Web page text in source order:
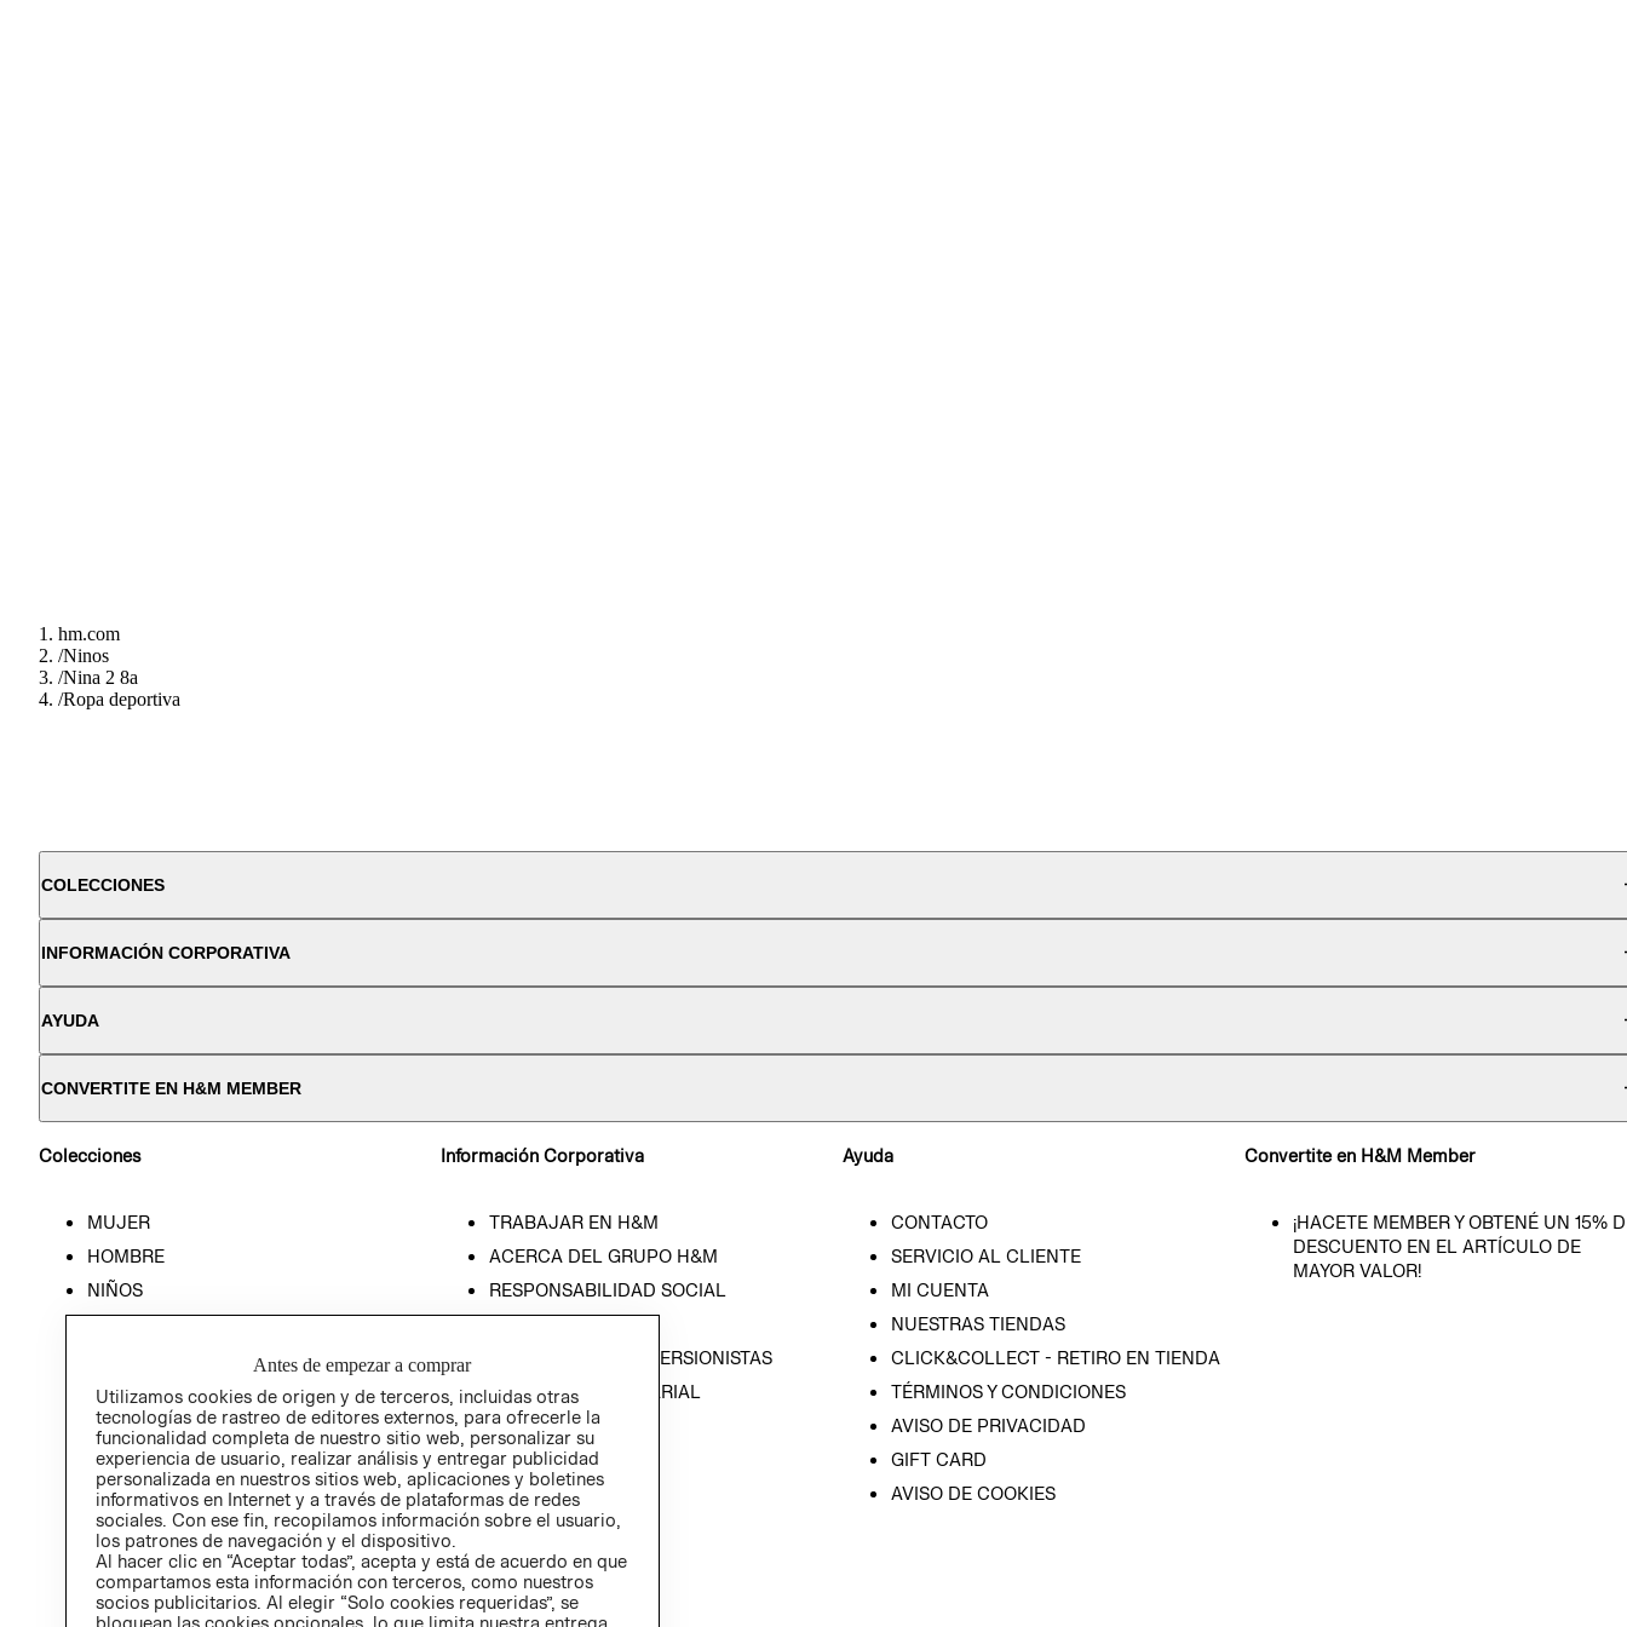
hm.com
/Ninos
/Nina 2 8a
/Ropa deportiva
COLECCIONES
INFORMACIÓN CORPORATIVA
AYUDA
CONVERTITE EN H&M MEMBER
Colecciones
MUJER
HOMBRE
NIÑOS
Información Corporativa
TRABAJAR EN H&M
ACERCA DEL GRUPO H&M
RESPONSABILIDAD SOCIAL
RELACIÓN CON INVERSIONISTAS
POLÍTICA EMPRESARIAL
Ayuda
CONTACTO
SERVICIO AL CLIENTE
MI CUENTA
NUESTRAS TIENDAS
CLICK&COLLECT - RETIRO EN TIENDA
TÉRMINOS Y CONDICIONES
AVISO DE PRIVACIDAD
GIFT CARD
AVISO DE COOKIES
Convertite en H&M Member
¡HACETE MEMBER Y OBTENÉ UN 15%
DESCUENTO EN EL ARTÍCULO DE
MAYOR VALOR!
Antes de empezar a comprar
Utilizamos cookies de origen y de terceros, incluidas otras
tecnologías de rastreo de editores externos, para ofrecerle la
funcionalidad completa de nuestro sitio web, personalizar su
experiencia de usuario, realizar análisis y entregar publicidad
personalizada en nuestros sitios web, aplicaciones y boletines
informativos en Internet y a través de plataformas de redes
sociales. Con ese fin, recopilamos información sobre el usuario,
los patrones de navegación y el dispositivo.
Al hacer clic en “Aceptar todas”, acepta y está de acuerdo en que
compartamos esta información con terceros, como nuestros
socios publicitarios. Al elegir “Solo cookies requeridas”, se
bloquean las cookies opcionales, lo que limita nuestra entrega